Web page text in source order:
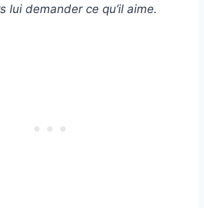
lui demander ce qu’il aime.